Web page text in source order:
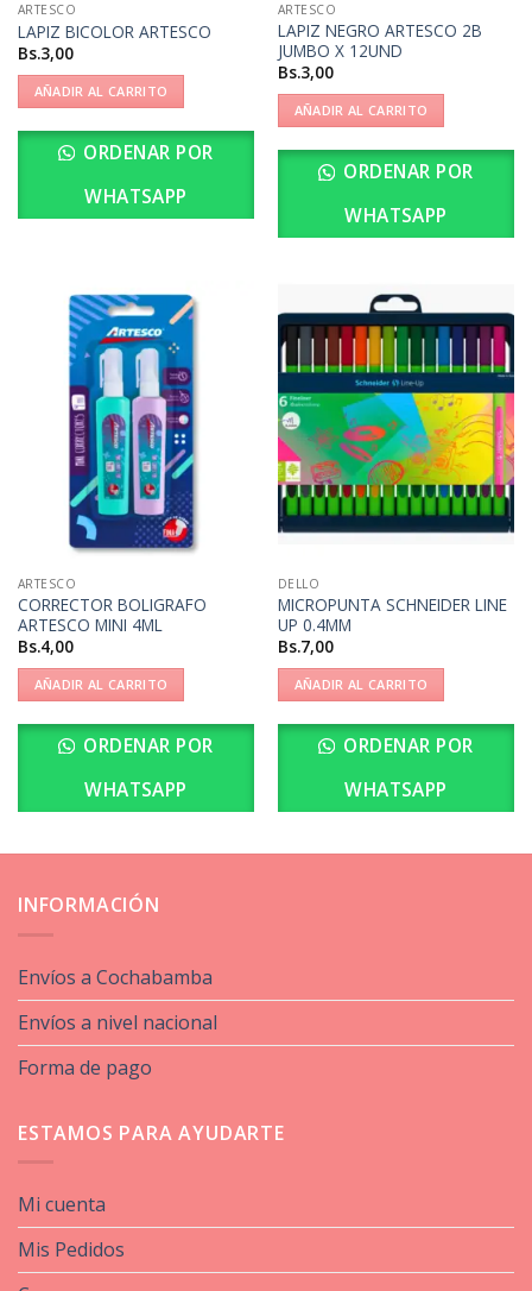
ARTESCO
LAPIZ BICOLOR ARTESCO
Bs.3,00
AÑADIR AL CARRITO
ORDENAR POR
WHATSAPP
ARTESCO
LAPIZ NEGRO ARTESCO 2B
JUMBO X 12UND
Bs.3,00
AÑADIR AL CARRITO
ORDENAR POR
WHATSAPP
ARTESCO
CORRECTOR BOLIGRAFO
ARTESCO MINI 4ML
Bs.4,00
AÑADIR AL CARRITO
ORDENAR POR
WHATSAPP
DELLO
MICROPUNTA SCHNEIDER LINE
UP 0.4MM
Bs.7,00
AÑADIR AL CARRITO
ORDENAR POR
WHATSAPP
INFORMACIÓN
Envíos a Cochabamba
Envíos a nivel nacional
Forma de pago
ESTAMOS PARA AYUDARTE
Mi cuenta
Mis Pedidos